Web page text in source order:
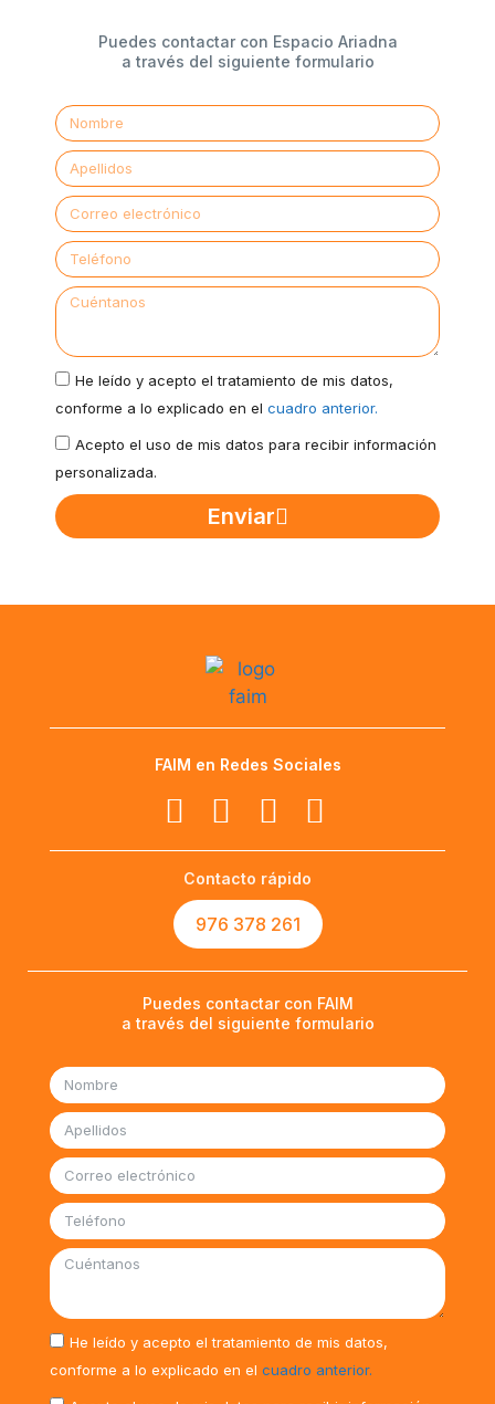
Puedes contactar con Espacio Ariadna
a través del siguiente formulario
He leído y acepto el tratamiento de mis datos,
conforme a lo explicado en el cuadro anterior.
Acepto el uso de mis datos para recibir información
personalizada.
Enviar
FAIM en Redes Sociales
Contacto rápido
976 378 261
Puedes contactar con FAIM
a través del siguiente formulario
He leído y acepto el tratamiento de mis datos,
conforme a lo explicado en el cuadro anterior.